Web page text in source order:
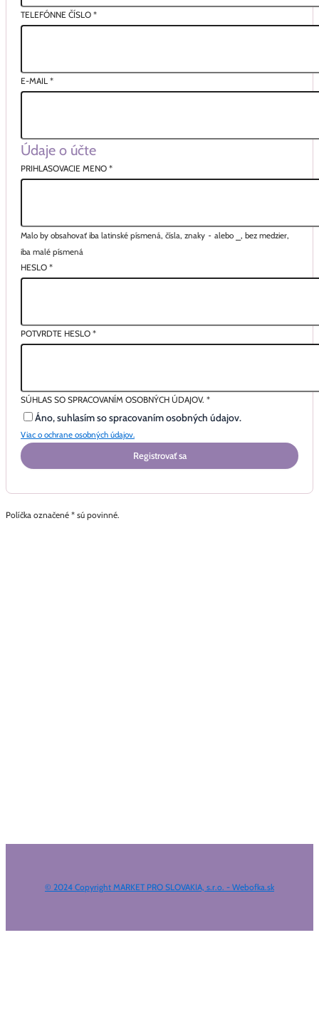
TELEFÓNNE ČÍSLO *
E-MAIL *
Údaje o účte
PRIHLASOVACIE MENO *
Malo by obsahovať iba latinské písmená, čísla, znaky - alebo
, bez medzier,
iba malé písmená
HESLO *
POTVRDTE HESLO *
SÚHLAS SO SPRACOVANÍM OSOBNÝCH ÚDAJOV. *
Áno, suhlasím so spracovaním osobných údajov.
Viac o ochrane osobných údajov.
Registrovať sa
Políčka označené * sú povinné.
© 2024 Copyright MARKET PRO SLOVAKIA, s.r.o. - Webofka.sk